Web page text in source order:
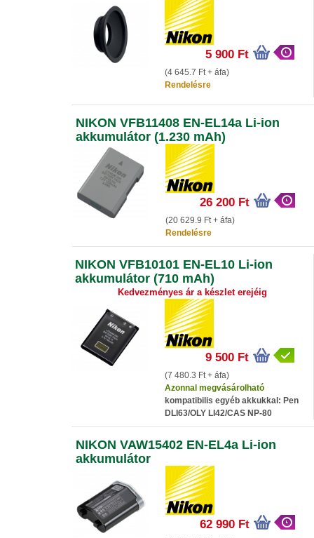
5 900 Ft
(4 645.7 Ft + áfa)
Rendelésre
NIKON VFB11408 EN-EL14a Li-ion
akkumulátor (1.230 mAh)
26 200 Ft
(20 629.9 Ft + áfa)
Rendelésre
NIKON VFB10101 EN-EL10 Li-ion
akkumulátor (710 mAh)
Kedvezményes ár a készlet erejéig
9 500 Ft
(7 480.3 Ft + áfa)
Azonnal megvásárolható
kompatibilis egyéb akkukkal: Pen
DLI63/OLY LI42/CAS NP-80
NIKON VAW15402 EN-EL4a Li-ion
akkumulátor
62 990 Ft